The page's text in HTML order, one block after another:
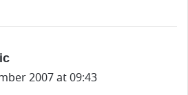
a
2007 at 09:43